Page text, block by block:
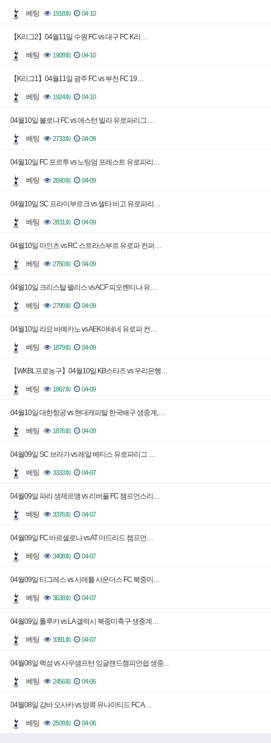
베팅 1918회 04-10
【K리그2】04월11일 수원 FC vs 대구 FC K리…
베팅 1908회 04-10
【K리그1】04월11일 광주 FC vs 부천 FC 19…
베팅 1924회 04-10
04월10일 볼로냐 FC vs 애스턴 빌라 유로파리그 …
베팅 2733회 04-09
04월10일 FC 포르투 vs 노팅엄 포레스트 유로파리…
베팅 2690회 04-09
04월10일 SC 프라이부르크 vs 셀타 비고 유로파리…
베팅 2831회 04-09
04월10일 마인츠 vs RC 스트라스부르 유로파 컨퍼…
베팅 2760회 04-09
04월10일 크리스탈 팰리스 vs ACF 피오렌티나 유…
베팅 2799회 04-09
04월10일 라요 바예카노 vs AEK아테네 유로파 컨…
베팅 1879회 04-09
【WKBL프로농구】04월10일 KB스타즈 vs 우리은행…
베팅 1867회 04-09
04월10일 대한항공 vs 현대캐피탈 한국배구 생중계,…
베팅 1876회 04-09
04월09일 SC 브라가 vs 레알 베티스 유로파리그 …
베팅 3333회 04-07
04월09일 파리 생제르맹 vs 리버풀 FC 챔프언스리…
베팅 3376회 04-07
04월09일 FC 바르셀로나 vs AT 마드리드 챔프언…
베팅 3408회 04-07
04월09일 티그레스 vs 시애틀 사운더스 FC 북중미…
베팅 3638회 04-07
04월09일 톨루카 vs LA 갤럭시 북중미축구 생중계…
베팅 3391회 04-07
04월08일 렉섬 vs 사우샘프턴 잉글랜드챔피언쉽 생중…
베팅 2456회 04-06
04월08일 감바 오사카 vs 방콕 유나이티드 FC A…
베팅 2509회 04-06